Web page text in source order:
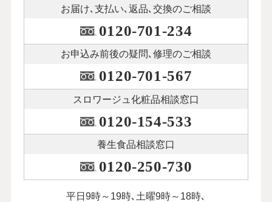
お届け､支払い､ 返品､交換のご相談
0120-701-234
お申込み前後の疑問､修理のご相談
0120-701-567
スロワージュ化粧品相談窓口
0120-154-533
養生食品相談窓口
0120-250-730
平日9時～19時､土曜9時～18時､